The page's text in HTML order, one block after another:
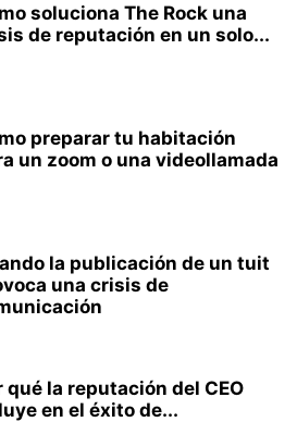
soluciona The Rock una
de reputación en un solo...
preparar tu habitación
un zoom o una videollamada
la publicación de un tuit
una crisis de
qué la reputación del CEO
en el éxito de...